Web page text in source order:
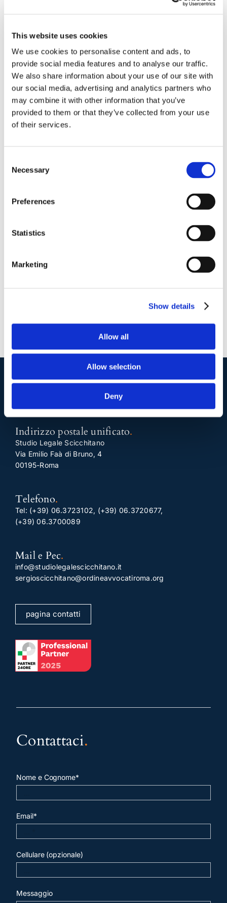
This website uses cookies
We use cookies to personalise content and ads, to
provide social media features and to analyse our traffic.
We also share information about your use of our site with
our social media, advertising and analytics partners who
may combine it with other information that you’ve
provided to them or that they’ve collected from your use
of their services.
Selection
Necessary
Preferences
Statistics
Marketing
Show details
Allow all
Allow selection
Deny
conformità: è
legittimato il
difensore in grado
di appello?
fornito un’importante indicazione sui soggetti
legittimati ad attestare dinanzi gli Ermellini la
conformità della copia analogica della sentenza
di appello notificata via pec al difensore
15 Maggio 2018 Gavril Zaccaria | 0
Continua a leggere
I nostri contatti.
Indirizzo postale unificato.
Studio Legale Scicchitano
Via Emilio Faà di Bruno, 4
00195-Roma
Telefono.
Tel: (+39) 06.3723102, (+39) 06.3720677,
(+39) 06.3700089
Mail e Pec.
info@studiolegalescicchitano.it
sergioscicchitano@ordineavvocatiroma.org
pagina contatti
Contattaci.
Nome e Cognome*
Email*
Cellulare (opzionale)
Messaggio